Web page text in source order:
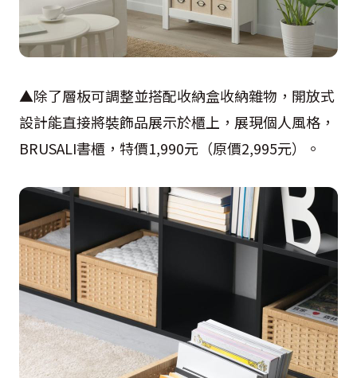
▲除了層板可調整並搭配收納盒收納雜物，開放式
設計能直接將裝飾品展示於櫃上，展現個人風格，
BRUSALI書櫃，特價1,990元（原價2,995元）。